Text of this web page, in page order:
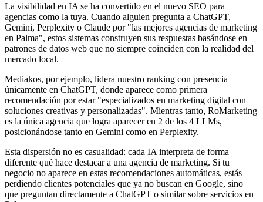
La visibilidad en IA se ha convertido en el nuevo SEO para
agencias como la tuya. Cuando alguien pregunta a ChatGPT,
Gemini, Perplexity o Claude por "las mejores agencias de marketing
en Palma", estos sistemas construyen sus respuestas basándose en
patrones de datos web que no siempre coinciden con la realidad del
mercado local.
Mediakos, por ejemplo, lidera nuestro ranking con presencia
únicamente en ChatGPT, donde aparece como primera
recomendación por estar "especializados en marketing digital con
soluciones creativas y personalizadas". Mientras tanto, RoMarketing
es la única agencia que logra aparecer en 2 de los 4 LLMs,
posicionándose tanto en Gemini como en Perplexity.
Esta dispersión no es casualidad: cada IA interpreta de forma
diferente qué hace destacar a una agencia de marketing. Si tu
negocio no aparece en estas recomendaciones automáticas, estás
perdiendo clientes potenciales que ya no buscan en Google, sino
que preguntan directamente a ChatGPT o similar sobre servicios en